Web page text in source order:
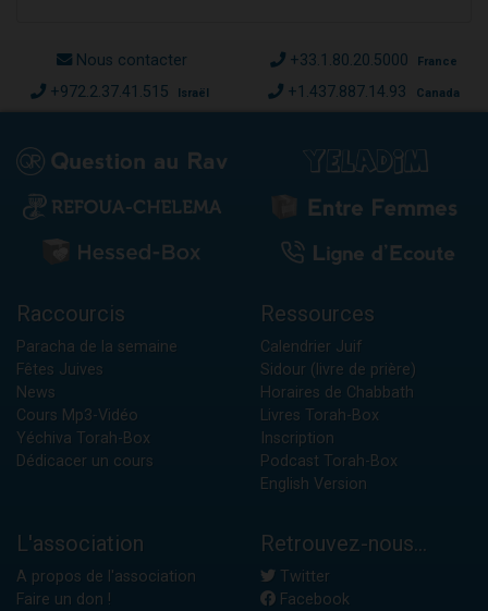
Nous contacter +33.1.80.20.5000 France
+972.2.37.41.515 Israël +1.437.887.14.93 Canada
Raccourcis
Paracha de la semaine
Fêtes Juives
News
Cours Mp3-Vidéo
Yéchiva Torah-Box
Dédicacer un cours
Ressources
Calendrier Juif
Sidour (livre de prière)
Horaires de Chabbath
Livres Torah-Box
Inscription
Podcast Torah-Box
English Version
L'association
A propos de l'association
Faire un don !
Retrouvez-nous...
Twitter
Facebook